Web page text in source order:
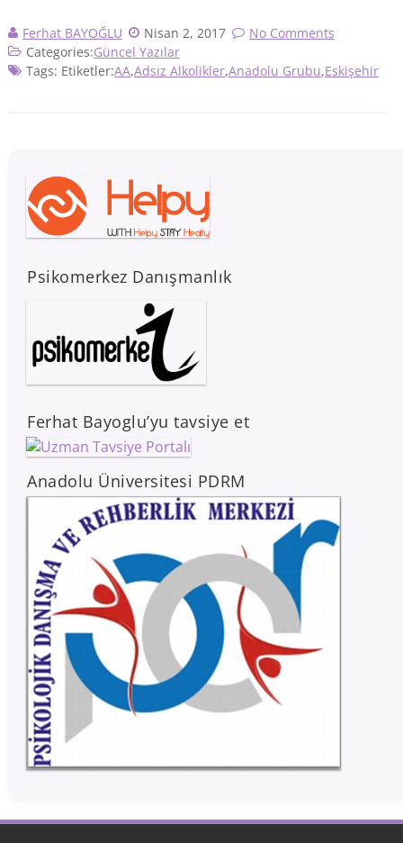
Ferhat BAYOĞLU Nisan 2, 2017
No Comments
Categories:Güncel Yazılar
Tags: Etiketler:AA,Adsız Alkolikler,Anadolu Grubu,Eskişehir
Psikomerkez Danışmanlık
Ferhat Bayoglu’yu tavsiye et
Anadolu Üniversitesi PDRM